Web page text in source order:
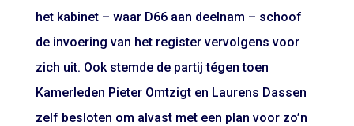
het kabinet – waar D66 aan deelnam – schoof
de invoering van het register vervolgens voor
zich uit. Ook stemde de partij tégen toen
Kamerleden Pieter Omtzigt en Laurens Dassen
zelf besloten om alvast met een plan voor zo’n